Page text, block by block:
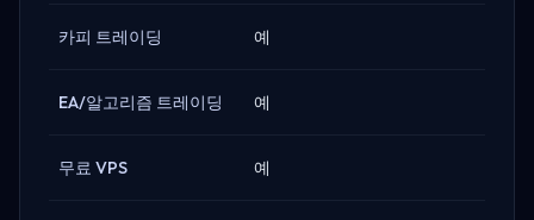
카피 트레이딩 예
EA/알고리즘 트레이딩 예
무료 VPS 예